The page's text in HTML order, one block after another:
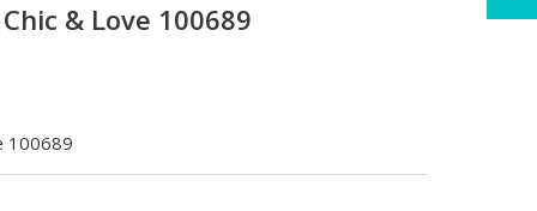
& Love 100689
100689